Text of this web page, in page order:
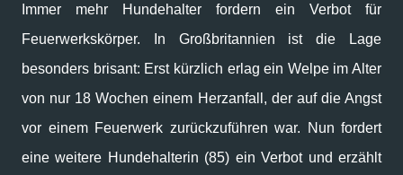
Immer mehr Hundehalter fordern ein Verbot für
Feuerwerkskörper. In Großbritannien ist die Lage
besonders brisant: Erst kürzlich erlag ein Welpe im Alter
von nur 18 Wochen einem Herzanfall, der auf die Angst
vor einem Feuerwerk zurückzuführen war. Nun fordert
eine weitere Hundehalterin (85) ein Verbot und erzählt